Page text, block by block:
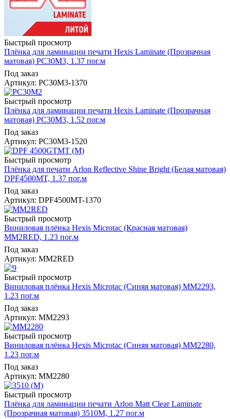
Быстрый просмотр
Плёнка для ламинации печати Hexis Laminate (Прозрачная
матовая) PC30M3, 1.37 пог.м
Под заказ
Артикул: PC30M3-1370
Быстрый просмотр
Плёнка для ламинации печати Hexis Laminate (Прозрачная
матовая) PC30M3, 1.52 пог.м
Под заказ
Артикул: PC30M3-1520
Быстрый просмотр
Плёнка для печати Arlon Reflective Shine Bright (Белая матовая)
DPF4500MT, 1.37 пог.м
Под заказ
Артикул: DPF4500MT-1370
Быстрый просмотр
Виниловая плёнка Hexis Microtac (Красная матовая)
MM2RED, 1.23 пог.м
Под заказ
Артикул: MM2RED
Быстрый просмотр
Виниловая плёнка Hexis Microtac (Синяя матовая) MM2293,
1.23 пог.м
Под заказ
Артикул: MM2293
Быстрый просмотр
Виниловая плёнка Hexis Microtac (Синяя матовая) MM2280,
1.23 пог.м
Под заказ
Артикул: MM2280
Быстрый просмотр
Плёнка для ламинации печати Arlon Matt Clear Laminate
(Прозрачная матовая) 3510M, 1.27 пог.м